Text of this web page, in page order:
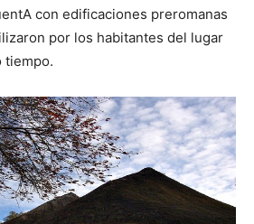
con edificaciones preromanas
por los habitantes del lugar
tiempo.